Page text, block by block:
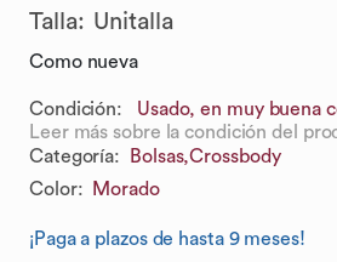
Talla: Unitalla
Como nueva
Condición:
Usado, en muy buena
Leer más sobre la condición del
Categoría: Bolsas,Crossbody
Color: Morado
¡Paga a plazos de hasta 9 meses!